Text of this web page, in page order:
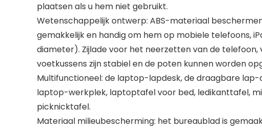
plaatsen als u hem niet gebruikt.
Wetenschappelijk ontwerp: ABS-materiaal
gemakkelijk en handig om hem op mobiele telefoons,
diameter). Zijlade voor het neerzetten van de
voetkussens zijn stabiel en de poten kunnen worden
Multifunctioneel: de laptop-lapdesk, de draagbare
laptop-werkplek, laptoptafel voor bed, ledikanttafel,
picknicktafel.
Materiaal milieubescherming: het bureaublad is